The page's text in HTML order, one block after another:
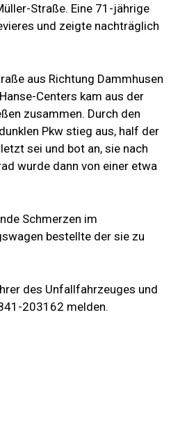
Straße. Eine 71-jährige
und zeigte nachträglich
aus Richtung Dammhusen
Centers kam aus der
zusammen. Durch den
Pkw stieg aus, half der
sei und bot an, sie nach
wurde dann von einer etwa
Schmerzen im
bestellte der sie zu
des Unfallfahrzeuges und
203162 melden.